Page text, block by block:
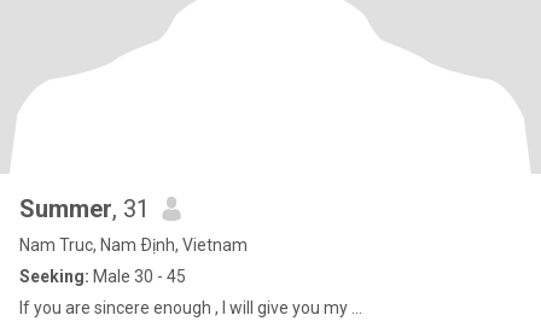
Summer, 31
Nam Truc, Nam Ðịnh, Vietnam
Seeking: Male 30 - 45
If you are sincere enough , I will give you my ...